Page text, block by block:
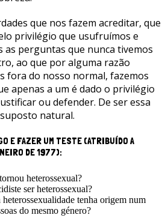
que nos fazem acreditar, que
privilégio que usufruímos e
as perguntas que nunca tivemos
ao que por alguma razão
fora do nosso normal, fazemos
apenas a um é dado o privilégio
ou defender. De ser essa
natural.
E FAZER UM TESTE (ATRIBUÍDO A
DE 1977):
heterossexual?
ser heterossexual?
tenha origem num
do mesmo género?